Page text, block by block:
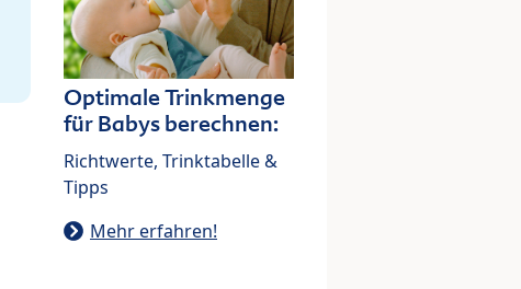
Optimale Trinkmenge
für Babys berechnen:
Richtwerte, Trinktabelle &
Tipps
Mehr erfahren!